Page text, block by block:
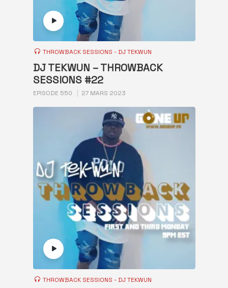
THROWBACK SESSIONS - DJ TEKWUN
DJ TEKWUN – THROWBACK
SESSIONS #22
EPISODE 550 27 MARS 2023
THROWBACK SESSIONS - DJ TEKWUN